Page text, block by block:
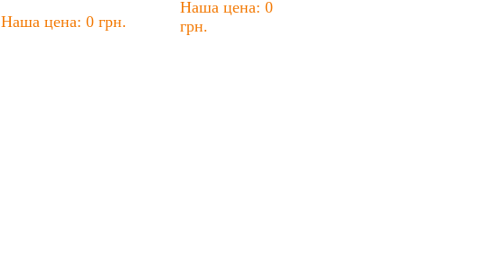
Наша цена: 0 грн.
Наша цена: 0
грн.